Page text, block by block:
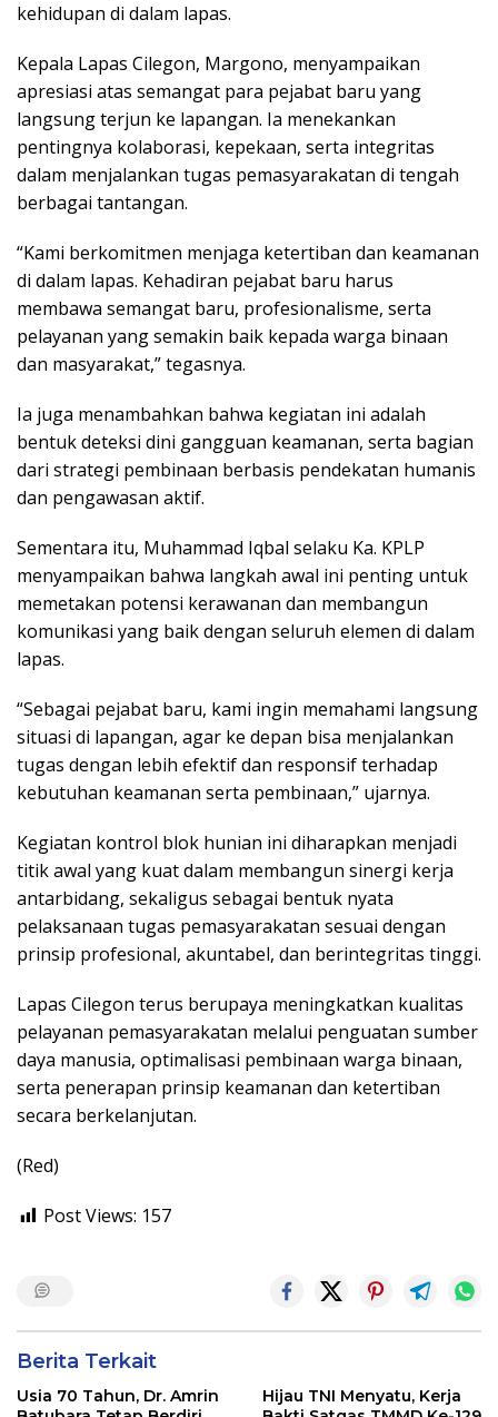
kehidupan di dalam lapas.
Kepala Lapas Cilegon, Margono, menyampaikan
apresiasi atas semangat para pejabat baru yang
langsung terjun ke lapangan. Ia menekankan
pentingnya kolaborasi, kepekaan, serta integritas
dalam menjalankan tugas pemasyarakatan di tengah
berbagai tantangan.
“Kami berkomitmen menjaga ketertiban dan keamanan
di dalam lapas. Kehadiran pejabat baru harus
membawa semangat baru, profesionalisme, serta
pelayanan yang semakin baik kepada warga binaan
dan masyarakat,” tegasnya.
Ia juga menambahkan bahwa kegiatan ini adalah
bentuk deteksi dini gangguan keamanan, serta bagian
dari strategi pembinaan berbasis pendekatan humanis
dan pengawasan aktif.
Sementara itu, Muhammad Iqbal selaku Ka. KPLP
menyampaikan bahwa langkah awal ini penting untuk
memetakan potensi kerawanan dan membangun
komunikasi yang baik dengan seluruh elemen di dalam
lapas.
“Sebagai pejabat baru, kami ingin memahami langsung
situasi di lapangan, agar ke depan bisa menjalankan
tugas dengan lebih efektif dan responsif terhadap
kebutuhan keamanan serta pembinaan,” ujarnya.
Kegiatan kontrol blok hunian ini diharapkan menjadi
titik awal yang kuat dalam membangun sinergi kerja
antarbidang, sekaligus sebagai bentuk nyata
pelaksanaan tugas pemasyarakatan sesuai dengan
prinsip profesional, akuntabel, dan berintegritas tinggi.
Lapas Cilegon terus berupaya meningkatkan kualitas
pelayanan pemasyarakatan melalui penguatan sumber
daya manusia, optimalisasi pembinaan warga binaan,
serta penerapan prinsip keamanan dan ketertiban
secara berkelanjutan.
(Red)
Post Views: 157
Berita Terkait
Usia 70 Tahun, Dr. Amrin
Hijau TNI Menyatu, Kerja